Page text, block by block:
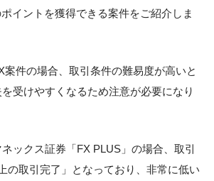
イントを獲得できる案件をご紹介しま
案件の場合、取引条件の難易度が高いと
受けやすくなるため注意が必要になり
ックス証券「FX PLUS」の場合、取引
の取引完了」となっており、非常に低い